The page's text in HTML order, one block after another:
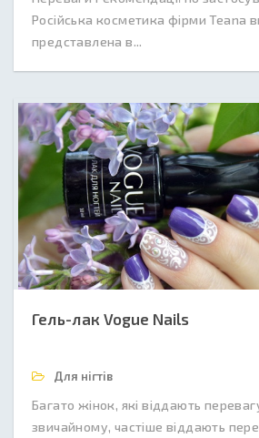
Російська косметика фірми Teana
представлена в...
Гель-лак Vogue Nails
Для нігтів
Багато жінок, які віддають
звичайному, частіше віддають